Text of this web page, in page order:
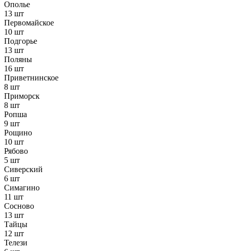
Ополье
13 шт
Первомайское
10 шт
Подгорье
13 шт
Поляны
16 шт
Приветнинское
8 шт
Приморск
8 шт
Ропша
9 шт
Рощино
10 шт
Рябово
5 шт
Сиверский
6 шт
Симагино
11 шт
Сосново
13 шт
Тайцы
12 шт
Телези